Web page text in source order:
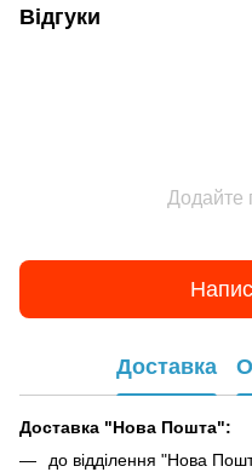
Відгуки
Додайте
Доставка
Доставка "Нова Пошта":
до відділення "Нова